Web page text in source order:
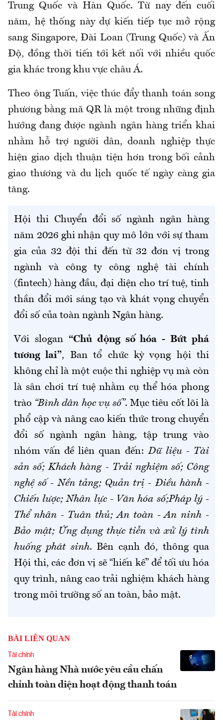
Trung Quốc và Hàn Quốc. Từ nay đến cuối
năm, hệ thống này dự kiến tiếp tục mở rộng
sang Singapore, Đài Loan (Trung Quốc) và Ấn
Độ, đồng thời tiến tới kết nối với nhiều quốc
gia khác trong khu vực châu Á.
Theo ông Tuấn, việc thúc đẩy thanh toán song
phương bằng mã QR là một trong những định
hướng đang được ngành ngân hàng triển khai
nhằm hỗ trợ người dân, doanh nghiệp thực
hiện giao dịch thuận tiện hơn trong bối cảnh
giao thương và du lịch quốc tế ngày càng gia
tăng.
Hội thi Chuyển đổi số ngành ngân hàng
năm 2026 ghi nhận quy mô lớn với sự tham
gia của 32 đội thi đến từ 32 đơn vị trong
ngành và công ty công nghệ tài chính
(fintech) hàng đầu, đại diện cho trí tuệ, tinh
thần đổi mới sáng tạo và khát vọng chuyển
đổi số của toàn ngành Ngân hàng.
Với slogan “Chủ động số hóa - Bứt phá
tương lai”, Ban tổ chức kỳ vọng hội thi
không chỉ là một cuộc thi nghiệp vụ mà còn
là sân chơi trí tuệ nhằm cụ thể hóa phong
trào “Bình dân học vụ số”. Mục tiêu cốt lõi là
phổ cập và nâng cao kiến thức trong chuyển
đổi số ngành ngân hàng, tập trung vào
nhóm vấn đề liên quan đến:Dữ liệu - Tài
sản số; Khách hàng - Trải nghiệm số; Công
nghệ số - Nền tảng; Quản trị - Điều hành -
Chiến lược; Nhân lực - Văn hóa số;Pháp lý -
Thể nhân - Tuân thủ; An toàn - An ninh -
Bảo mật; Ứng dụng thực tiễn và xử lý tình
huống phát sinh. Bên cạnh đó, thông qua
Hội thi, các đơn vị sẽ “hiến kế” để tối ưu hóa
quytrình, nâng cao trải nghiệm khách hàng
trong môi trường số an toàn, bảo mật.
BÀI LIÊN QUAN
Tài chính
Ngân hàng Nhà nước yêu cầu chấn
chỉnh toàn diện hoạt động thanh toán
Tài chính